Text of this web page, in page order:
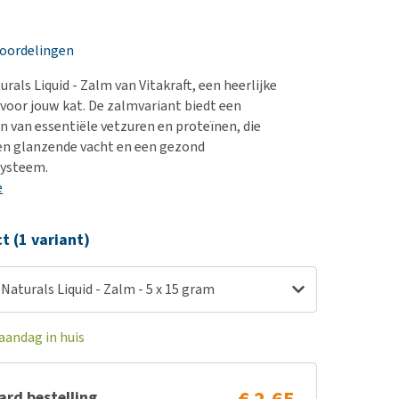
en conditie
pezen en botten
alles
Wat nu?
alles
Liquid - Zalm van Vitakraft, een heerlijke
jouw kat. De zalmvariant biedt een
van essentiële vetzuren en proteïnen, die
glanzende vacht en een gezond
(1 variant)
Liquid - Zalm - 5 x 15 gram
in huis